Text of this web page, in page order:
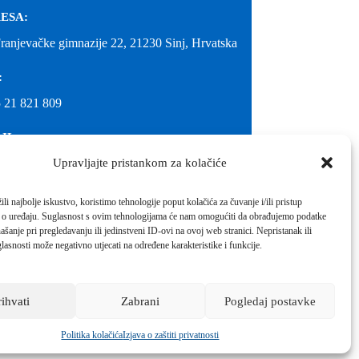
Upravljajte pristankom za kolačiće
najbolje iskustvo, koristimo tehnologije poput kolačića za čuvanje i/ili pristup
uređaju. Suglasnost s ovim tehnologijama će nam omogućiti da obrađujemo podatke
pri pregledavanju ili jedinstveni ID-ovi na ovoj web stranici. Nepristanak ili
može negativno utjecati na određene karakteristike i funkcije.
Zabrani Pogledaj postavke
Politika kolačićaIzjava o zaštiti privatnosti
gimnazije 22, 21230 Sinj, Hrvatska
21 821 809
franjevacka-klasicna-sinj.skole.hr
kontaktirati školu.
Škola koja pomaže vratiti osmijeh!